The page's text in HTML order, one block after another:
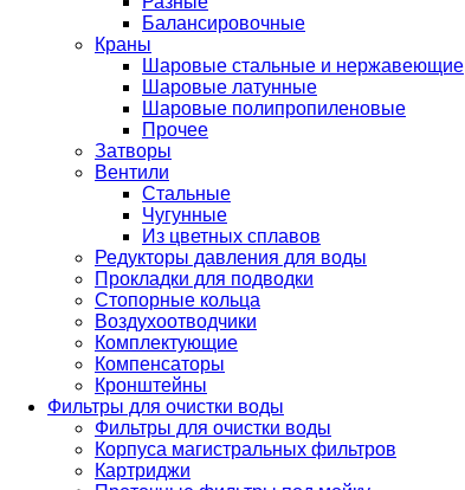
Балансировочные
Краны
Шаровые стальные и нержавеющие
Шаровые латунные
Шаровые полипропиленовые
Прочее
Затворы
Вентили
Стальные
Чугунные
Из цветных сплавов
Редукторы давления для воды
Прокладки для подводки
Стопорные кольца
Воздухоотводчики
Комплектующие
Компенсаторы
Кронштейны
Фильтры для очистки воды
Фильтры для очистки воды
Корпуса магистральных фильтров
Картриджи